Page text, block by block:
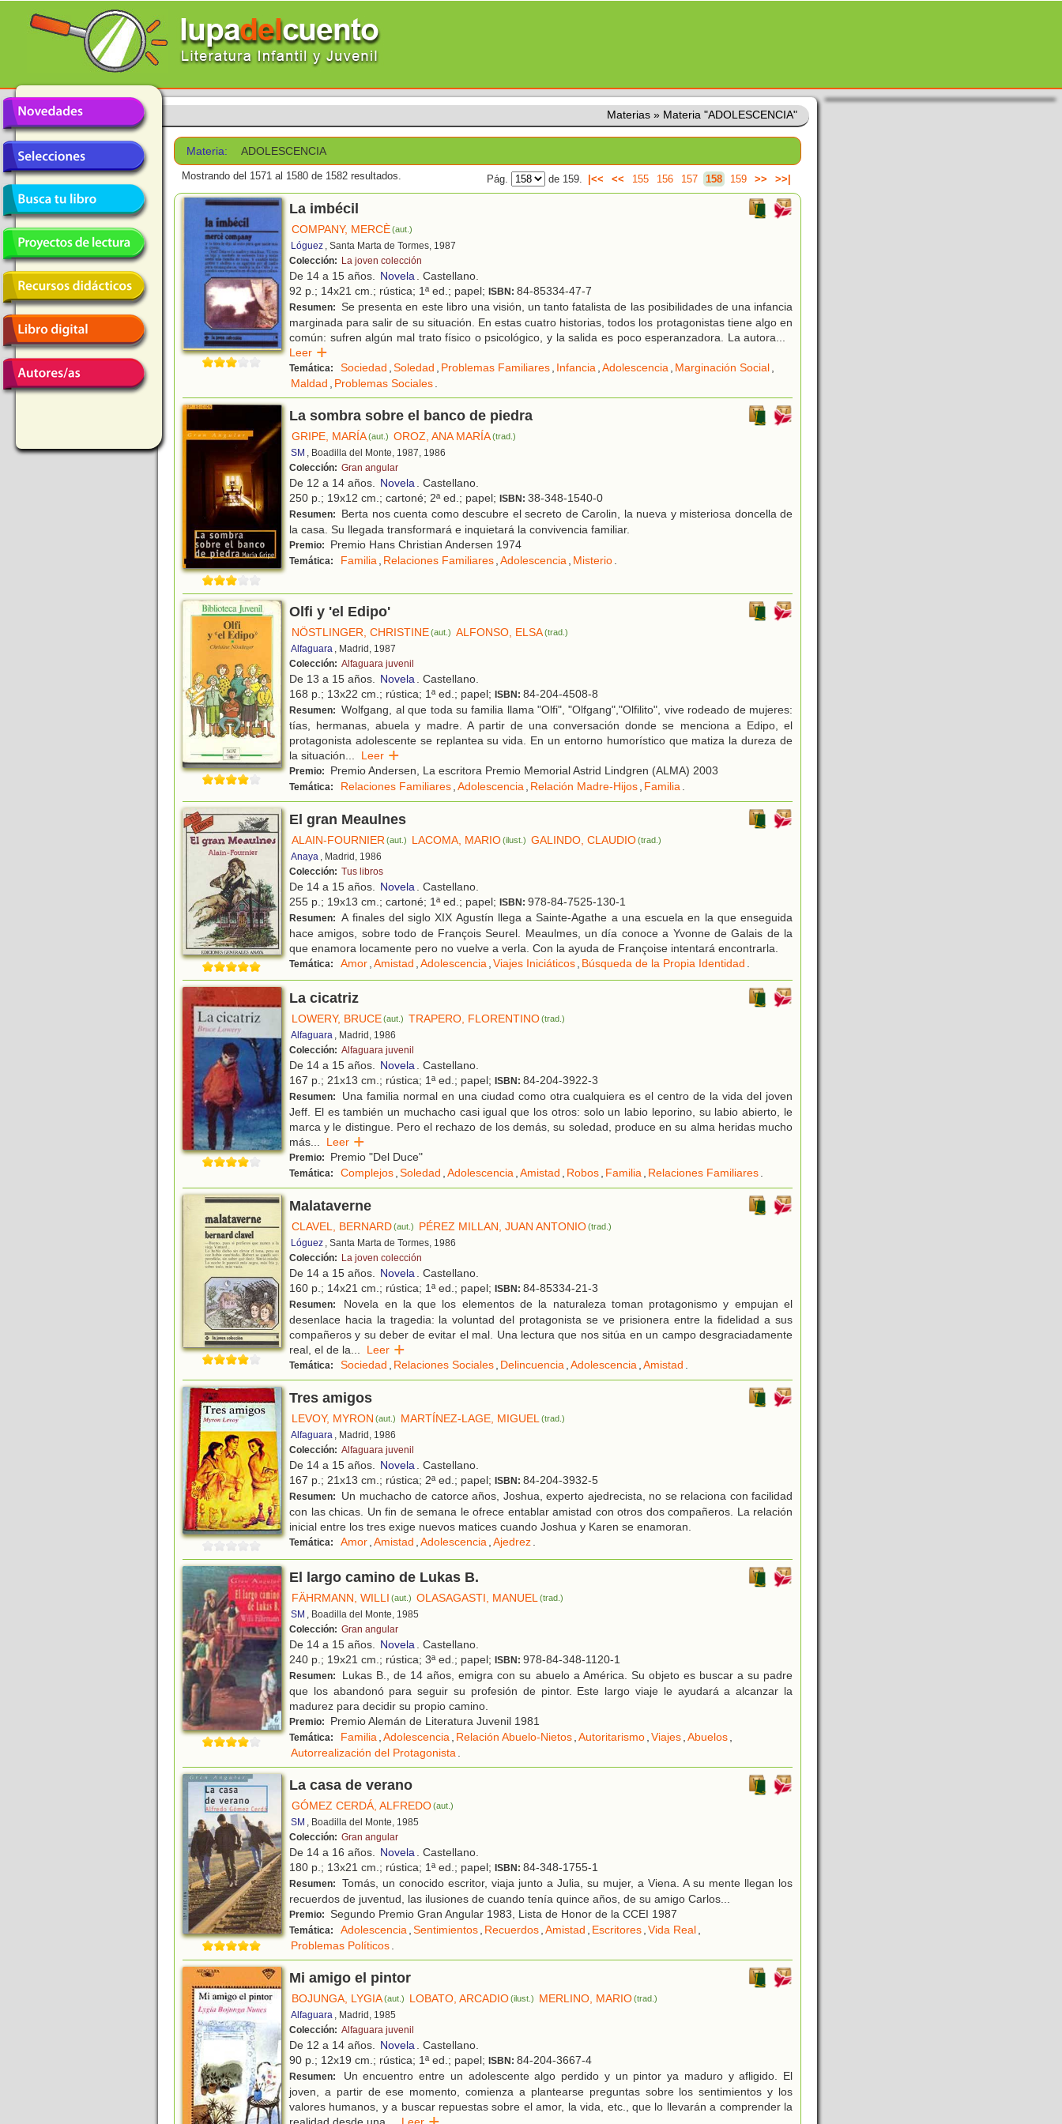
Materias » Materia "ADOLESCENCIA"
Materia: ADOLESCENCIA
Mostrando del 1571 al 1580 de 1582 resultados. Pág. de 159. |<< << 155 156 157 158 159 >> >>|
La imbécil
COMPANY, MERCÈ(aut.)
Lóguez , Santa Marta de Tormes, 1987
Colección: La joven colección
De 14 a 15 años. Novela. Castellano.
92 p.; 14x21 cm.; rústica; 1ª ed.; papel; ISBN: 84-85334-47-7
Resumen: Se presenta en este libro una visión, un tanto fatalista de las posibilidades de una infancia
marginada para salir de su situación. En estas cuatro historias, todos los protagonistas tiene algo en
común: sufren algún mal trato físico o psicológico, y la salida es poco esperanzadora. La autora...
Leer
Temática: Sociedad ,Soledad , Problemas Familiares, Infancia,Adolescencia, Marginación Social,
Maldad , Problemas Sociales.
La sombra sobre el banco de piedra
GRIPE, MARÍA(aut.) OROZ, ANA MARÍA(trad.)
SM , Boadilla del Monte, 1987, 1986
Colección: Gran angular
De 12 a 14 años. Novela. Castellano.
250 p.; 19x12 cm.; cartoné; 2ª ed.; papel; ISBN: 38-348-1540-0
Resumen:
Berta nos cuenta como descubre el secreto de Carolin, la nueva y misteriosa doncella de
la casa. Su llegada transformará e inquietará la convivencia familiar.
Premio: Premio Hans Christian Andersen 1974
Temática: Familia, Relaciones Familiares,Adolescencia, Misterio.
Olfi y 'el Edipo'
NÖSTLINGER, CHRISTINE(aut.) ALFONSO, ELSA(trad.)
Alfaguara
, Madrid, 1987
Colección: Alfaguara juvenil
De 13 a 15 años. Novela
. Castellano.
168 p.; 13x22 cm.; rústica; 1ª ed.; papel; ISBN: 84-204-4508-8
Resumen: Wolfgang, al que toda su familia llama "Olfi", "Olfgang","Olfilito", vive rodeado de mujeres:
tías, hermanas, abuela y madre. A partir de una conversación donde se menciona a Edipo, el
protagonista adolescente se replantea su vida. En un entorno humorístico que matiza la dureza de
la situación
Leer
Premio: Premio Andersen, La escritora Premio Memorial Astrid Lindgren (ALMA) 2003
Temática: Relaciones Familiares Adolescencia Relación Madre-Hijos Familia
El gran Meaulnes
ALAIN-FOURNIER (aut.) LACOMA, MARIO(ilust.) GALINDO, CLAUDIO (trad.)
Anaya
, Madrid, 1986
Colección: Tus libros
De 14 a 15 años. Novela
. Castellano.
255 p.; 19x13 cm.; cartoné; 1ª ed.; papel; ISBN: 978-84-7525-130-1
Resumen: A finales del siglo XIX Agustín llega a Sainte-Agathe a una escuela en la que enseguida
hace amigos, sobre todo de François Seurel. Meaulmes, un día conoce a Yvonne de Galais de la
que enamora locamente pero no vuelve a verla. Con la ayuda de Françoise intentará encontrarla.
Temática: Amor Amistad Adolescencia Viajes Iniciáticos Búsqueda de la Propia Identidad
La cicatriz
LOWERY, BRUCE(aut.) TRAPERO, FLORENTINO(trad.)
Alfaguara
, Madrid, 1986
Colección: Alfaguara juvenil
De 14 a 15 años. Novela
. Castellano.
167 p.; 21x13 cm.; rústica; 1ª ed.; papel; ISBN: 84-204-3922-3
Resumen:
Una familia normal en una ciudad como otra cualquiera es el centro de la vida del joven
Jeff. El es también un muchacho casi igual que los otros: solo un labio leporino, su labio abierto, le
marca y le distingue. Pero el rechazo de los demás, su soledad, produce en su alma heridas mucho
más
Leer
Premio: Premio "Del Duce"
Temática: Complejos Soledad Adolescencia Amistad Robos Familia Relaciones Familiares
Malataverne
CLAVEL, BERNARD(aut.) PÉREZ MILLAN, JUAN ANTONIO(trad.)
Lóguez , Santa Marta de Tormes, 1986
Colección: La joven colección
De 14 a 15 años. Novela
. Castellano.
160 p.; 14x21 cm.; rústica; 1ª ed.; papel; ISBN: 84-85334-21-3
Resumen:
Novela en la que los elementos de la naturaleza toman protagonismo y empujan el
desenlace hacia la tragedia: la voluntad del protagonista se ve prisionera entre la fidelidad a sus
compañeros y su deber de evitar el mal. Una lectura que nos sitúa en un campo desgraciadamente
real, el de la
Leer
Temática: Sociedad Relaciones Sociales Delincuencia Adolescencia Amistad
Tres amigos
LEVOY, MYRON (aut.) MARTÍNEZ-LAGE, MIGUEL (trad.)
Alfaguara
, Madrid, 1986
Colección: Alfaguara juvenil
De 14 a 15 años. Novela
. Castellano.
167 p.; 21x13 cm.; rústica; 2ª ed.; papel; ISBN: 84-204-3932-5
Resumen:
Un muchacho de catorce años, Joshua, experto ajedrecista, no se relaciona con facilidad
con las chicas. Un fin de semana le ofrece entablar amistad con otros dos compañeros. La relación
inicial entre los tres exige nuevos matices cuando Joshua y Karen se enamoran.
Temática: Amor Amistad Adolescencia Ajedrez
El largo camino de Lukas B.
FÄHRMANN, WILLI (aut.) OLASAGASTI, MANUEL(trad.)
SM , Boadilla del Monte, 1985
Colección: Gran angular
De 14 a 15 años. Novela. Castellano.
240 p.; 19x21 cm.; rústica; 3ª ed.; papel; ISBN: 978-84-348-1120-1
Resumen:
Lukas B., de 14 años, emigra con su abuelo a América. Su objeto es buscar a su padre
que los abandonó para seguir su profesión de pintor. Este largo viaje le ayudará a alcanzar la
madurez para decidir su propio camino.
Premio: Premio Alemán de Literatura Juvenil 1981
Temática: Familia,Adolescencia, Relación Abuelo-Nietos,Autoritarismo,Viajes,Abuelos,
Autorrealización del Protagonista.
La casa de verano
GÓMEZ CERDÁ, ALFREDO(aut.)
SM , Boadilla del Monte, 1985
Colección: Gran angular
De 14 a 16 años. Novela. Castellano.
180 p.; 13x21 cm.; rústica; 1ª ed.; papel; ISBN: 84-348-1755-1
Resumen:
Tomás, un conocido escritor, viaja junto a Julia, su mujer, a Viena. A su mente llegan los
recuerdos de juventud, las ilusiones de cuando tenía quince años, de su amigo Carlos...
Premio: Segundo Premio Gran Angular 1983, Lista de Honor de la CCEI 1987
Temática: Adolescencia,Sentimientos, Recuerdos,Amistad , Escritores,Vida Real,
Problemas Políticos.
Mi amigo el pintor
BOJUNGA, LYGIA(aut.) LOBATO, ARCADIO(ilust.) MERLINO, MARIO (trad.)
Alfaguara , Madrid, 1985
Colección: Alfaguara juvenil
De 12 a 14 años. Novela. Castellano.
90 p.; 12x19 cm.; rústica; 1ª ed.; papel; ISBN: 84-204-3667-4
Resumen:
Un encuentro entre un adolescente algo perdido y un pintor ya maduro y afligido. El
joven, a partir de ese momento, comienza a plantearse preguntas sobre los sentimientos y los
valores humanos, y a buscar repuestas sobre el amor, la vida, etc., que lo llevarán a comprender la